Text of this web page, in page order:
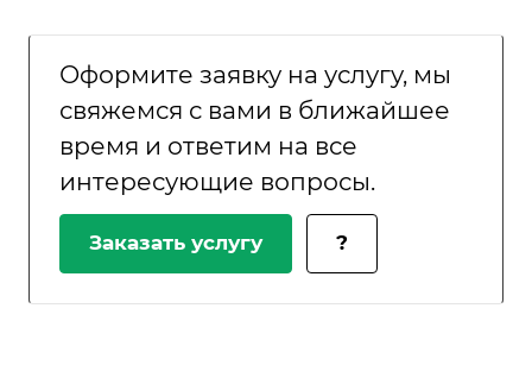
Оформите заявку на услугу, мы
свяжемся с вами в ближайшее
время и ответим на все
интересующие вопросы.
Заказать услугу ?